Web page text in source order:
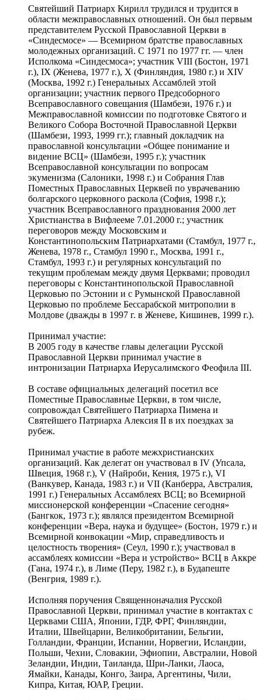
Святейший Патриарх Кирилл трудился и трудится в
области межправославных отношений. Он был первым
представителем Русской Православной Церкви в
«Синдесмосе» — Всемирном братстве православных
молодежных организаций. С 1971 по 1977 гг. — член
Исполкома «Синдесмоса»; участник VIII (Бостон, 1971
г.), IX (Женева, 1977 г.), Х (Финляндия, 1980 г.) и XIV
(Москва, 1992 г.) Генеральных Ассамблей этой
организации; участник первого Предсоборного
Всеправославного совещания (Шамбези, 1976 г.) и
Межправославной комиссии по подготовке Святого и
Великого Собора Восточной Православной Церкви
(Шамбези, 1993, 1999 гг.); главный докладчик на
православной консультации «Общее понимание и
видение ВСЦ» (Шамбези, 1995 г.); участник
Всеправославной консультации по вопросам
экуменизма (Салоники, 1998 г.) и Собрания Глав
Поместных Православных Церквей по уврачеванию
болгарского церковного раскола (София, 1998 г.);
участник Всеправославного празднования 2000 лет
Христианства в Вифлееме 7.01.2000 г.; участник
переговоров между Московским и
Константинопольским Патриархатами (Стамбул, 1977 г.,
Женева, 1978 г., Стамбул 1990 г., Москва, 1991 г.,
Стамбул, 1993 г.) и регулярных консультаций по
текущим проблемам между двумя Церквами; проводил
переговоры с Константинопольской Православной
Церковью по Эстонии и с Румынской Православной
Церковью по проблеме Бессарабской митрополии в
Молдове (дважды в 1997 г. в Женеве, Кишинев, 1999 г.).
Принимал участие:
В 2005 году в качестве главы делегации Русской
Православной Церкви принимал участие в
интронизации Патриарха Иерусалимского Феофила III.
В составе официальных делегаций посетил все
Поместные Православные Церкви, в том числе,
сопровождал Святейшего Патриарха Пимена и
Святейшего Патриарха Алексия II в их поездках за
рубеж.
Принимал участие в работе межхристианских
организаций. Как делегат он участвовал в IV (Упсала,
Швеция, 1968 г.), V (Найроби, Кения, 1975 г.), VI
(Ванкувер, Канада, 1983 г.) и VII (Канберра, Австралия,
1991 г.) Генеральных Ассамблеях ВСЦ; во Всемирной
миссионерской конференции «Спасение сегодня»
(Бангкок, 1973 г.); являлся президентом Всемирной
конференции «Вера, наука и будущее» (Бостон, 1979 г.) и
Всемирной конвокации «Мир, справедливость и
целостность творения» (Сеул, 1990 г.); участвовал в
ассамблеях комиссии «Вера и устройство» ВСЦ в Аккре
(Гана, 1974 г.), в Лиме (Перу, 1982 г.), в Будапеште
(Венгрия, 1989 г.).
Исполняя поручения Священноначалия Русской
Православной Церкви, принимал участие в контактах с
Церквами США, Японии, ГДР, ФРГ, Финляндии,
Италии, Швейцарии, Великобритании, Бельгии,
Голландии, Франции, Испании, Норвегии, Исландии,
Польши, Чехии, Словакии, Эфиопии, Австралии, Новой
Зеландии, Индии, Таиланда, Шри-Ланки, Лаоса,
Ямайки, Канады, Конго, Заира, Аргентины, Чили,
Кипра, Китая, ЮАР, Греции.